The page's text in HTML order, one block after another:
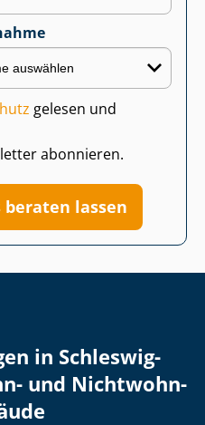
gelesen und
abonnieren.
lassen
in Schleswig-
und Nicht­wohn­